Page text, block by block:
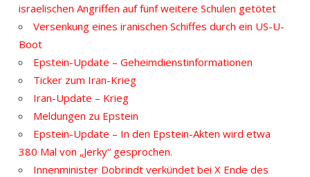
israelischen Angriffen auf fünf weitere Schulen getötet
Versenkung eines iranischen Schiffes durch ein US-U-
Boot
Epstein-Update – Geheimdienstinformationen
Ticker zum Iran-Krieg
Iran-Update – Krieg
Meldungen zu Epstein
Epstein-Update – In den Epstein-Akten wird etwa
380 Mal von „Jerky“ gesprochen.
Innenminister Dobrindt verkündet bei X Ende des